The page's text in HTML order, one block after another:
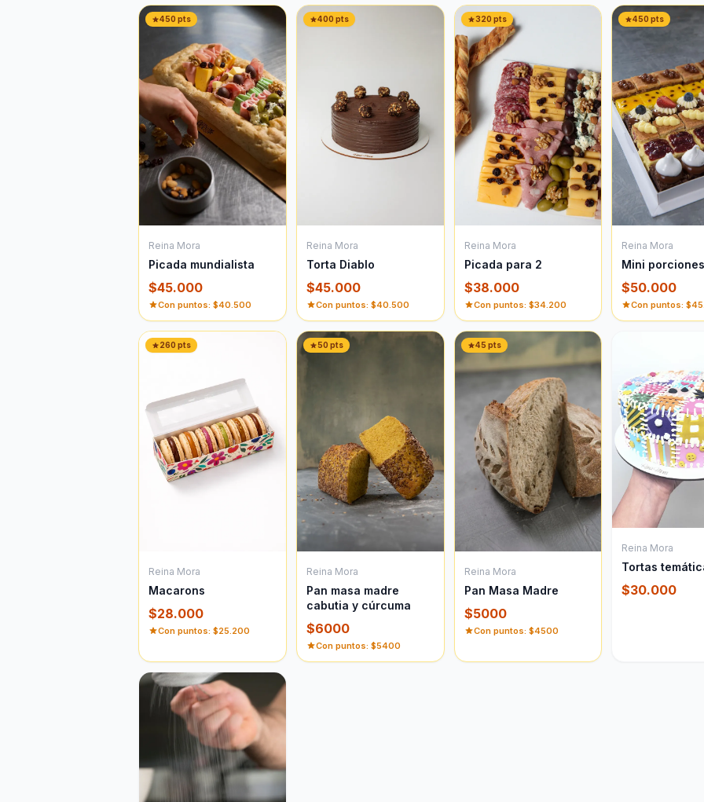
450 pts
Reina Mora
Picada mundialista
$45.000
Con puntos: $40.500
400 pts
Reina Mora
Torta Diablo
$45.000
Con puntos: $40.500
320 pts
Reina Mora
Picada para 2
$38.000
Con puntos: $34.200
450 pts
Reina Mora
Mini
$50.000
Con puntos: $
260 pts
Reina Mora
Macarons
$28.000
Con puntos: $25.200
50 pts
Reina Mora
Pan masa madre
cabutia y cúrcuma
$6000
Con puntos: $5400
45 pts
Reina Mora
Pan Masa Madre
$5000
Con puntos: $4500
Reina Mora
Tortas
$30.000